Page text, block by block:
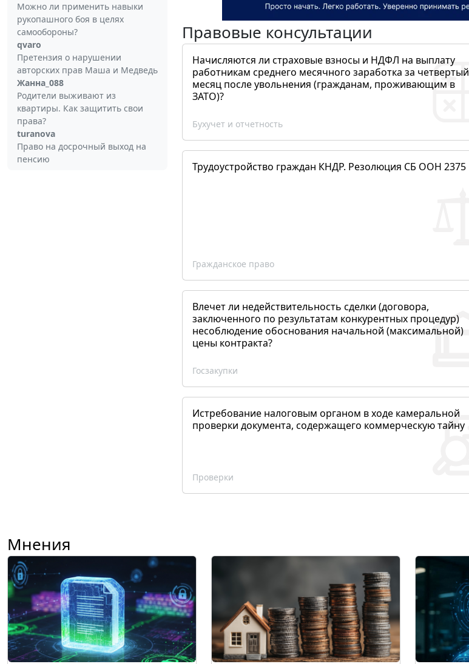
Можно ли применить навыки
рукопашного боя в целях
самообороны?
qvaro
Претензия о нарушении
авторских прав Маша и Медведь
Жанна_088
Родители выживают из
квартиры. Как защитить свои
права?
turanova
Право на досрочный выход на
пенсию
Правовые консультации
Начисляются ли страховые взносы и НДФЛ на выплату
работникам среднего месячного заработка за четвертый
месяц после увольнения (гражданам, проживающим в
ЗАТО)?
Бухучет и отчетность
Трудоустройство граждан КНДР. Резолюция СБ ООН 2375
Гражданское право
Влечет ли недействительность сделки (договора,
заключенного по результатам конкурентных процедур)
несоблюдение обоснования начальной (максимальной)
цены контракта?
Госзакупки
Истребование налоговым органом в ходе камеральной
проверки документа, содержащего коммерческую тайну
Проверки
Мнения